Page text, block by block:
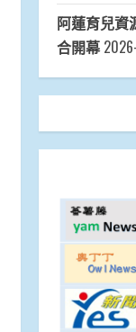
阿蓮育兒資
合開幕